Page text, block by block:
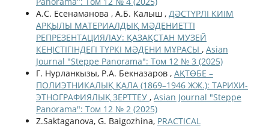
А.С. Есенаманова , А.Б. Калыш , ДӘСТҮРЛІ КИІМ
АРҚЫЛЫ МАТЕРИАЛДЫҚ МӘДЕНИЕТТІ
РЕПРЕЗЕНТАЦИЯЛАУ: ҚАЗАҚСТАН МУЗЕЙ
КЕҢІСТІГІНДЕГІ ТҮРКІ МӘДЕНИ МҰРАСЫ , Asian
Journal "Steppe Panorama": Том 12 № 3 (2025)
Г. Нурланкызы, Р.А. Бекназаров , АҚТӨБЕ –
ПОЛИЭТНИКАЛЫҚ ҚАЛА (1869–1946 ЖЖ.): ТАРИХИ-
ЭТНОГРАФИЯЛЫҚ ЗЕРТТЕУ , Asian Journal "Steppe
Panorama": Том 12 № 2 (2025)
Z.Saktaganova, G. Baigozhina, PRACTICAL